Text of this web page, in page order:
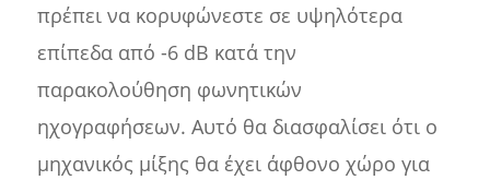
πρέπει να κορυφώνεστε σε υψηλότερα
επίπεδα από -6 dB κατά την
παρακολούθηση φωνητικών
ηχογραφήσεων. Αυτό θα διασφαλίσει ότι ο
μηχανικός μίξης θα έχει άφθονο χώρο για